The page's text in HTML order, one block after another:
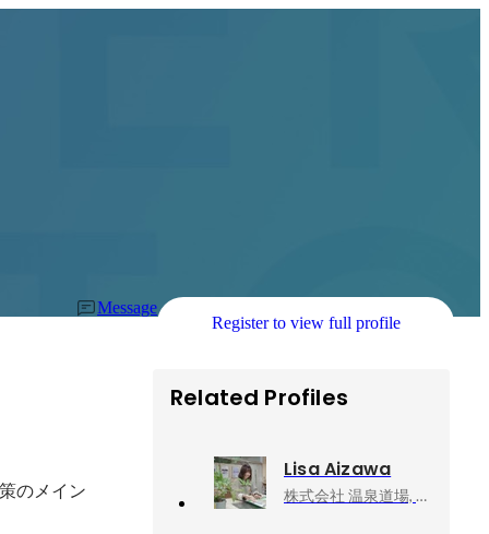
Message
Register to view full profile
のメイン
Related Profiles
Lisa Aizawa
株式会社 温泉道場, BIO-RESORT HOTEL & SPA O Park OGOSE